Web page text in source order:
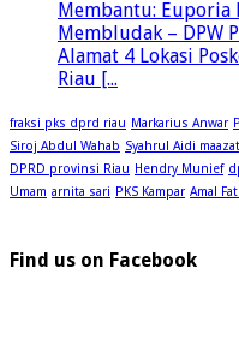
Membantu: Euporia
Membludak – DPW
Alamat 4 Lokasi
Riau [...
fraksi pks dprd riau Markarius Anwar
Siroj Abdul Wahab Syahrul Aidi maazat
DPRD provinsi Riau Hendry Munief
Umam arnita sari PKS Kampar Amal
Find us on Facebook